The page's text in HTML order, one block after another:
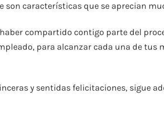
son características que se aprecian
compartido contigo parte del
para alcanzar cada una de tus
y sentidas felicitaciones, sigue